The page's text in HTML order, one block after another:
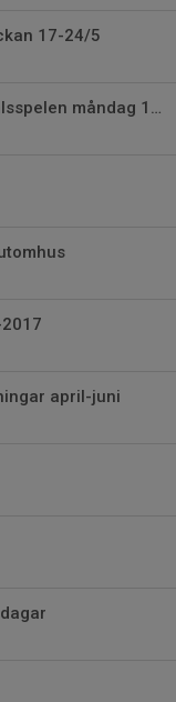
17-24/5
Sista anmälningsdagen Sävedalsspelen måndag 18/5
april-juni